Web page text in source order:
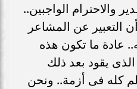
والاحترام الواجبين..
التعبير عن المشاعر
عادة ما تكون هذه
يقود بعد ذلك
كله فى أزمة.. ونحن